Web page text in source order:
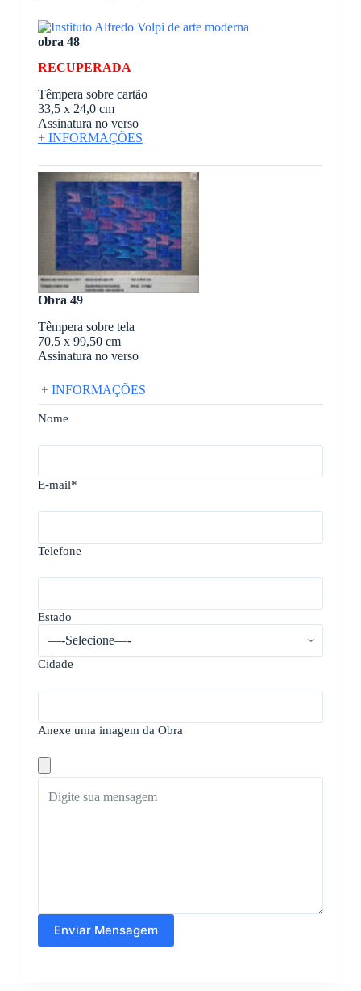
obra 48
RECUPERADA
Têmpera sobre cartão
33,5 x 24,0 cm
Assinatura no verso
+ INFORMAÇÕES
Obra 49
Têmpera sobre tela
70,5 x 99,50 cm
Assinatura no verso
+ INFORMAÇÕES
Nome
E-mail*
Telefone
Estado
Cidade
Anexe uma imagem da Obra
Enviar Mensagem